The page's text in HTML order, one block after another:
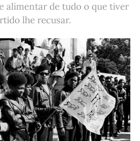
alimentar de tudo o que tiver
lhe recusar.